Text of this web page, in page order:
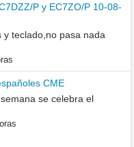
P y EC7ZO/P 10-08-
y teclado,no pasa nada
CME
se celebra el